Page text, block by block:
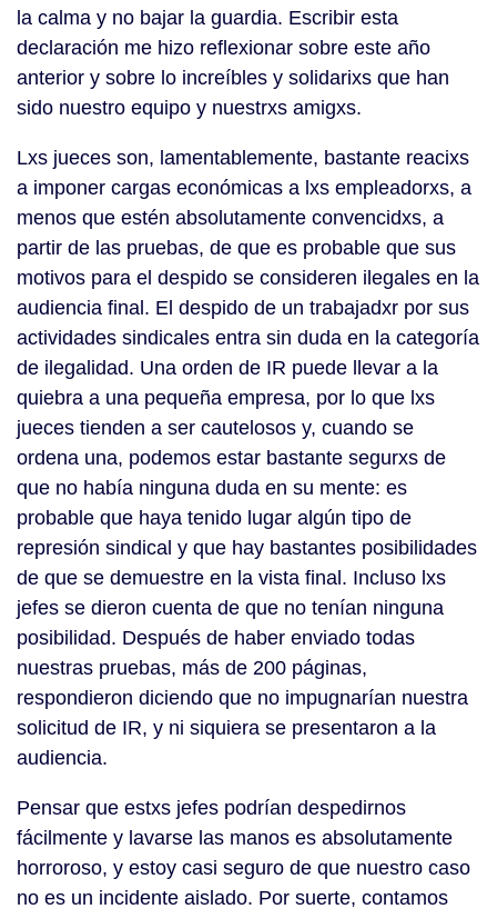
la calma y no bajar la guardia. Escribir esta
declaración me hizo reflexionar sobre este año
anterior y sobre lo increíbles y solidarixs que han
sido nuestro equipo y nuestrxs amigxs.
Lxs jueces son, lamentablemente, bastante reacixs
a imponer cargas económicas a lxs empleadorxs, a
menos que estén absolutamente convencidxs, a
partir de las pruebas, de que es probable que sus
motivos para el despido se consideren ilegales en la
audiencia final. El despido de un trabajadxr por sus
actividades sindicales entra sin duda en la categoría
de ilegalidad. Una orden de IR puede llevar a la
quiebra a una pequeña empresa, por lo que lxs
jueces tienden a ser cautelosos y, cuando se
ordena una, podemos estar bastante segurxs de
que no había ninguna duda en su mente: es
probable que haya tenido lugar algún tipo de
represión sindical y que hay bastantes posibilidades
de que se demuestre en la vista final. Incluso lxs
jefes se dieron cuenta de que no tenían ninguna
posibilidad. Después de haber enviado todas
nuestras pruebas, más de 200 páginas,
respondieron diciendo que no impugnarían nuestra
solicitud de IR, y ni siquiera se presentaron a la
audiencia.
Pensar que estxs jefes podrían despedirnos
fácilmente y lavarse las manos es absolutamente
horroroso, y estoy casi seguro de que nuestro caso
no es un incidente aislado. Por suerte, contamos